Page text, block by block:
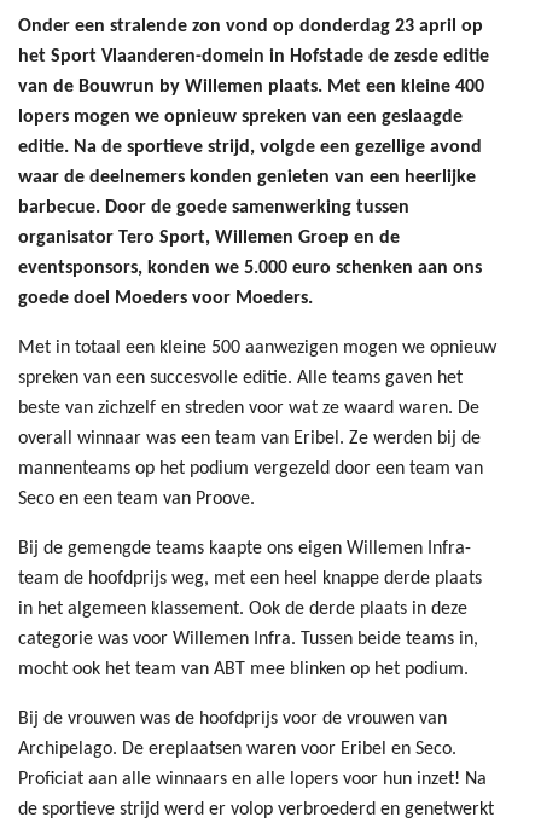
Onder een stralende zon vond op donderdag 23 april op
het Sport Vlaanderen-domein in Hofstade de zesde editie
van de Bouwrun by Willemen plaats. Met een kleine 400
lopers mogen we opnieuw spreken van een geslaagde
editie. Na de sportieve strijd, volgde een gezellige avond
waar de deelnemers konden genieten van een heerlijke
barbecue. Door de goede samenwerking tussen
organisator Tero Sport, Willemen Groep en de
eventsponsors, konden we 5.000 euro schenken aan ons
goede doel Moeders voor Moeders.
Met in totaal een kleine 500 aanwezigen mogen we opnieuw
spreken van een succesvolle editie. Alle teams gaven het
beste van zichzelf en streden voor wat ze waard waren. De
overall winnaar was een team van Eribel. Ze werden bij de
mannenteams op het podium vergezeld door een team van
Seco en een team van Proove.
Bij de gemengde teams kaapte ons eigen Willemen Infra-
team de hoofdprijs weg, met een heel knappe derde plaats
in het algemeen klassement. Ook de derde plaats in deze
categorie was voor Willemen Infra. Tussen beide teams in,
mocht ook het team van ABT mee blinken op het podium.
Bij de vrouwen was de hoofdprijs voor de vrouwen van
Archipelago. De ereplaatsen waren voor Eribel en Seco.
Proficiat aan alle winnaars en alle lopers voor hun inzet! Na
de sportieve strijd werd er volop verbroederd en genetwerkt